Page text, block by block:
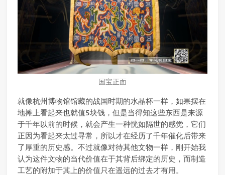
国宝正面
就像杭州博物馆馆藏的战国时期的水晶杯一样，如果摆在
地摊上看起来也就值5块钱，但是当得知这些东西是来源
于千年以前的时候，就会产生一种恍如隔世的感觉，它们
正因为看起来太过寻常，所以才在经历了千年催化后带来
了厚重的历史感。不过就像对待其他文物一样，刚开始我
认为这件文物的当代价值在于其背后绑定的历史，而制造
工艺的附加于其上的价值只在遥远的过去才有用。